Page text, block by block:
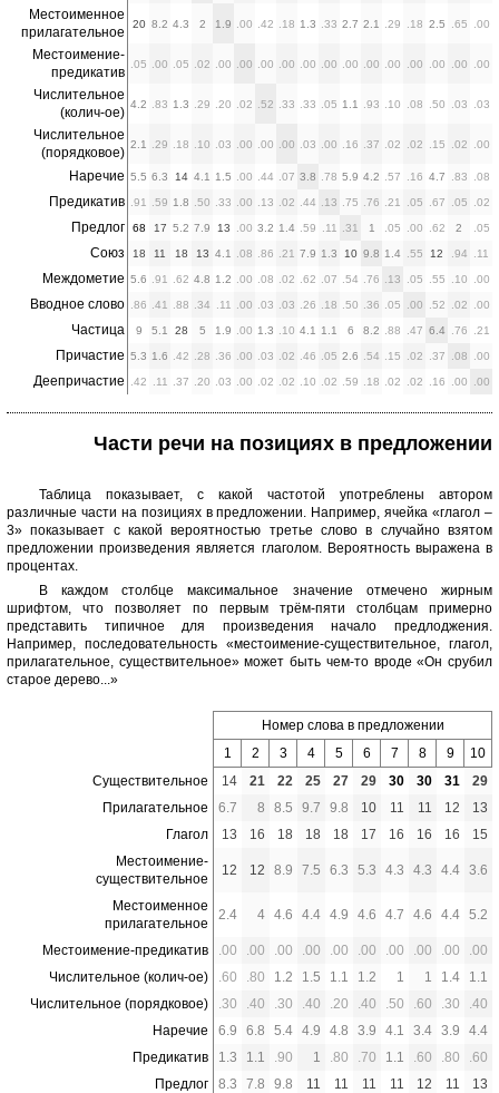
Местоименное
прилагательное
20 8.2 4.3 2 1.9 .00 .42 .18 1.3 .33 2.7 2.1 .29 .18 2.5 .65 .00
Местоимение-
предикатив
.05 .00 .05 .02 .00 .00 .00 .00 .00 .00 .00 .00 .00 .00 .00 .00 .00
Числительное
(колич-ое)
4.2 .83 1.3 .29 .20 .02 .52 .33 .33 .05 1.1 .93 .10 .08 .50 .03 .03
Числительное
(порядковое)
2.1 .29 .18 .10 .03 .00 .00 .00 .03 .00 .16 .37 .02 .02 .15 .02 .00
Наречие 5.5 6.3 14 4.1 1.5 .00 .44 .07 3.8 .78 5.9 4.2 .57 .16 4.7 .83 .08
Предикатив .91 .59 1.8 .50 .33 .00 .13 .02 .44 .13 .75 .76 .21 .05 .67 .05 .02
Предлог 68 17 5.2 7.9 13 .00 3.2 1.4 .59 .11 .31 1 .05 .00 .62 2 .05
Союз 18 11 18 13 4.1 .08 .86 .21 7.9 1.3 10 9.8 1.4 .55 12 .94 .11
Междометие 5.6 .91 .62 4.8 1.2 .00 .08 .02 .62 .07 .54 .76 .13 .05 .55 .10 .00
Вводное слово .86 .41 .88 .34 .11 .00 .03 .03 .26 .18 .50 .36 .05 .00 .52 .02 .00
Частица 9 5.1 28 5 1.9 .00 1.3 .10 4.1 1.1 6 8.2 .88 .47 6.4 .76 .21
Причастие 5.3 1.6 .42 .28 .36 .00 .03 .02 .46 .05 2.6 .54 .15 .02 .37 .08 .00
Деепричастие .42 .11 .37 .20 .03 .00 .02 .02 .10 .02 .59 .18 .02 .02 .16 .00 .00
Части речи на позициях в предложении
Таблица показывает, с какой частотой употреблены автором
различные части на позициях в предложении. Например, ячейка «глагол –
3» показывает с какой вероятностью третье слово в случайно взятом
предложении произведения является глаголом. Вероятность выражена в
процентах.
В каждом столбце максимальное значение отмечено жирным
шрифтом, что позволяет по первым трём-пяти столбцам примерно
представить типичное для произведения начало предлоджения.
Например, последовательность «местоимение-существительное, глагол,
прилагательное, существительное» может быть чем-то вроде «Он срубил
старое дерево...»
Номер слова в предложении
1
2 3 4 5 6 7 8 9
10
Существительное
14 21 22 25 27 29 30 30 31
29
Прилагательное
6.7 8 8.5 9.7 9.8 10 11 11 12
13
Глагол
13 16 18 18 18 17 16 16 16
15
Местоимение-
существительное
12 12 8.9 7.5 6.3 5.3 4.3 4.3 4.4 3.6
Местоименное
прилагательное
2.4 4 4.6 4.4 4.9 4.6 4.7 4.6 4.4 5.2
Местоимение-предикатив .00 .00 .00 .00 .00 .00 .00 .00 .00
.00
Числительное (колич-ое)
.60 .80 1.2 1.5 1.1 1.2 1 1 1.4
1.1
Числительное (порядковое)
.30 .40 .30 .40 .20 .40 .50 .60 .30
.40
Наречие
6.9 6.8 5.4 4.9 4.8 3.9 4.1 3.4 3.9
4.4
Предикатив
1.3 1.1 .90 1 .80 .70 1.1 .60 .80
.60
Предлог
8.3 7.8 9.8 11 11 11 11 12 11
13